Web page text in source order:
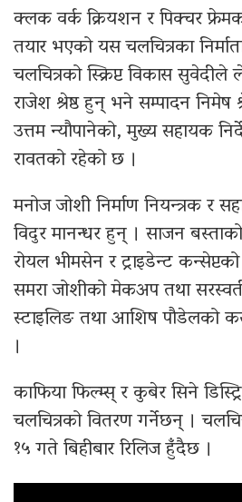
क्लक वर्क क्रियशन र पिक्चर
तयार भएको यस चलचित्रका
चलचित्रको स्क्रिप्ट विकास
राजेश श्रेष्ठ हुन् भने सम्पादन निमेष
उत्तम न्यौपानेको, मुख्य सहायक
रावतको रहेको छ ।
मनोज जोशी निर्माण नियन्त्रक र
विदुर मानन्धर हुन् । साजन
रोयल भीमसेन र ट्राइडेन्ट
समरा जोशीको मेकअप तथा
स्टाइलिङ तथा आशिष पौडेलको
।
काफिया फिल्म्स् र कुबेर सिने
चलचित्रको वितरण गर्नेछन् ।
१५ गते बिहीबार रिलिज हुँदैछ ।